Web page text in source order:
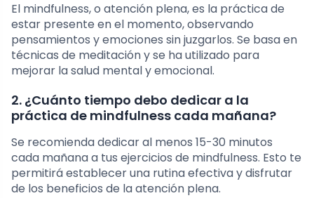
El mindfulness, o atención plena, es la práctica de
estar presente en el momento, observando
pensamientos y emociones sin juzgarlos. Se basa en
técnicas de meditación y se ha utilizado para
mejorar la salud mental y emocional.
2. ¿Cuánto tiempo debo dedicar a la
práctica de mindfulness cada mañana?
Se recomienda dedicar al menos 15-30 minutos
cada mañana a tus ejercicios de mindfulness. Esto te
permitirá establecer una rutina efectiva y disfrutar
de los beneficios de la atención plena.